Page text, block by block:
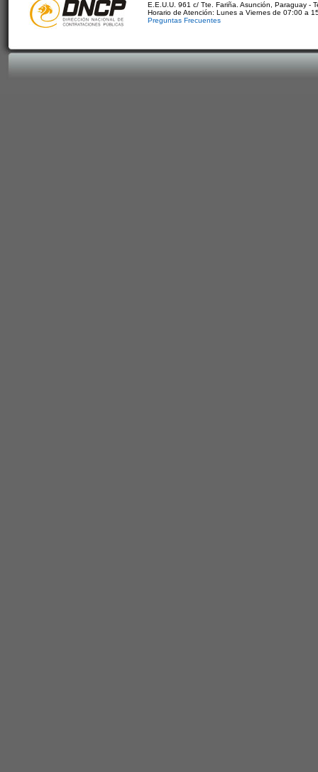
E.E.U.U. 961 c/ Tte. Fariña. Asunción, Paraguay -
Horario de Atención: Lunes a Viernes de 07:00 a
Preguntas Frecuentes